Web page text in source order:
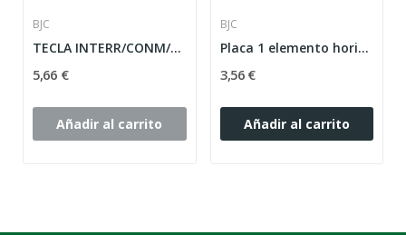
BJC
TECLA INTERR/CONM/CRUZ SERIE MEGA ref: 22705-PE
5,66 €
Añadir al carrito
BJC
Placa 1 elemento horizontal serie Coral sin...
3,56 €
Añadir al carrito